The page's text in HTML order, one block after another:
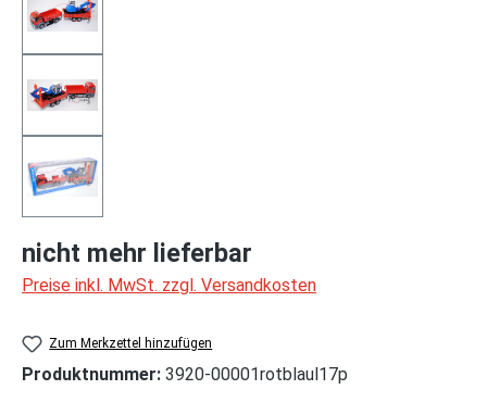
nicht mehr lieferbar
Preise inkl. MwSt. zzgl. Versandkosten
Zum Merkzettel hinzufügen
Produktnummer: 3920-00001rotblaul17p